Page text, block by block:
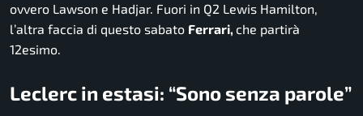
ovvero Lawson e Hadjar. Fuori in Q2 Lewis Hamilton,
l’altra faccia di questo sabato Ferrari, che partirà
12esimo.
Leclerc in estasi: “Sono senza parole”